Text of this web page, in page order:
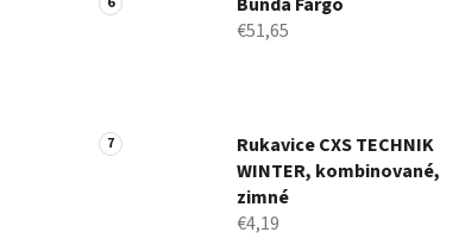
€51,65
Rukavice CXS TECHNIK
WINTER, kombinované,
zimné
€4,19